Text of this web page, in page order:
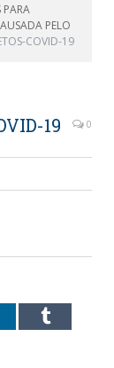
PARA
PELO
COVID-19
19 0
Tumblr